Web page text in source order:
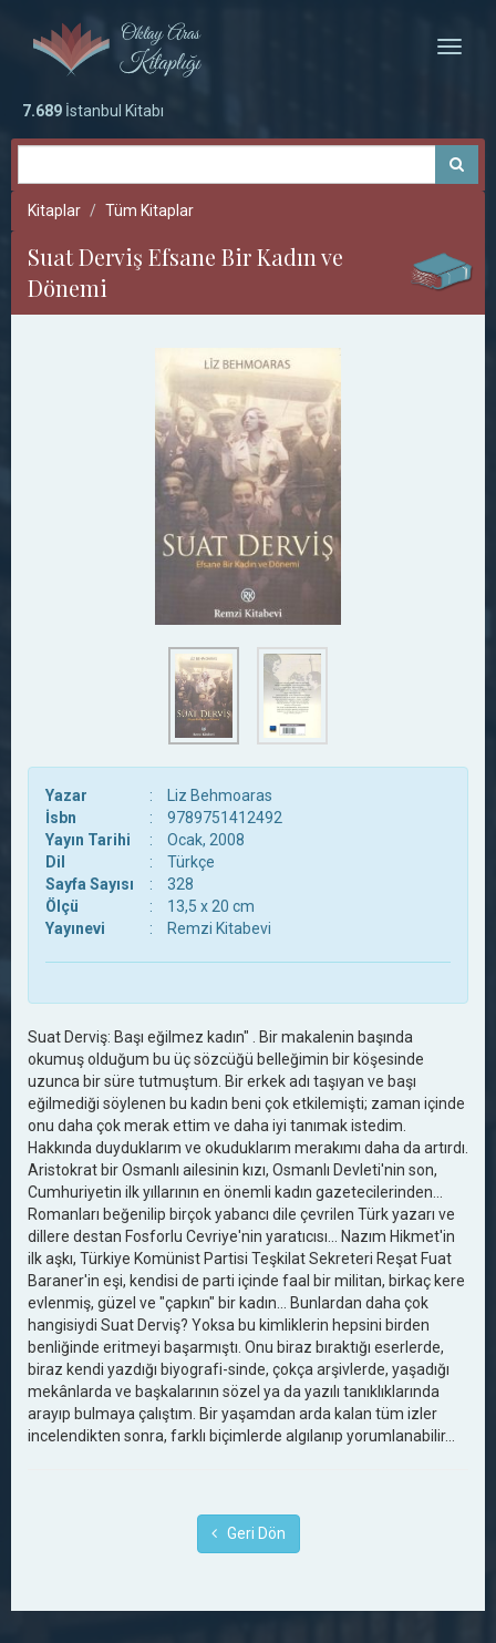
Toggle
7.689 İstanbul Kitabı
Kitaplar Tüm Kitaplar
Suat Derviş Efsane Bir Kadın ve
Dönemi
Yazar :
Liz Behmoaras
İsbn
:
9789751412492
Yayın Tarihi
:
Ocak, 2008
Dil
:
Türkçe
Sayfa Sayısı
:
328
Ölçü
:
13,5 x 20 cm
Yayınevi
: Remzi Kitabevi
Suat Derviş: Başı eğilmez kadın" . Bir makalenin başında
okumuş olduğum bu üç sözcüğü belleğimin bir köşesinde
uzunca bir süre tutmuştum. Bir erkek adı taşıyan ve başı
eğilmediği söylenen bu kadın beni çok etkilemişti; zaman içinde
onu daha çok merak ettim ve daha iyi tanımak istedim.
Hakkında duyduklarım ve okuduklarım merakımı daha da artırdı.
Aristokrat bir Osmanlı ailesinin kızı, Osmanlı Devleti'nin son,
Cumhuriyetin ilk yıllarının en önemli kadın gazetecilerinden...
Romanları beğenilip birçok yabancı dile çevrilen Türk yazarı ve
dillere destan Fosforlu Cevriye'nin yaratıcısı... Nazım Hikmet'in
ilk aşkı, Türkiye Komünist Partisi Teşkilat Sekreteri Reşat Fuat
Baraner'in eşi, kendisi de parti içinde faal bir militan, birkaç kere
evlenmiş, güzel ve "çapkın" bir kadın... Bunlardan daha çok
hangisiydi Suat Derviş? Yoksa bu kimliklerin hepsini birden
benliğinde eritmeyi başarmıştı. Onu biraz bıraktığı eserlerde,
biraz kendi yazdığı biyografi-sinde, çokça arşivlerde, yaşadığı
mekânlarda ve başkalarının sözel ya da yazılı tanıklıklarında
arayıp bulmaya çalıştım. Bir yaşamdan arda kalan tüm izler
incelendikten sonra, farklı biçimlerde algılanıp yorumlanabilir...
Geri Dön